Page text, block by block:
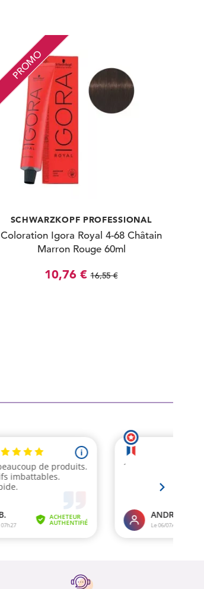
PROMO
SCHWARZKOPF PROFESSIONAL
Coloration Igora Royal 4-68 Châtain
Marron Rouge 60ml
10,76 € 16,55 €